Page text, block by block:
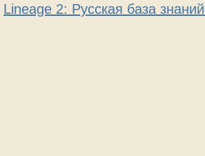
Lineage 2: Русская база